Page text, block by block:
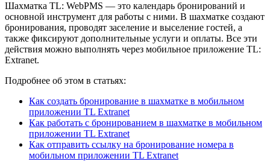
Шахматка TL: WebPMS — это календарь бронирований и
основной инструмент для работы с ними. В шахматке создают
бронирования, проводят заселение и выселение гостей, а
также фиксируют дополнительные услуги и оплаты. Все эти
действия можно выполнять через мобильное приложение TL:
Extranet.
Подробнее об этом в статьях:
Как создать бронирование в шахматке в мобильном
приложении TL Extranet
Как работать с бронированием в шахматке в мобильном
приложении TL Extranet
Как отправить ссылку на бронирование номера в
мобильном приложении TL Extranet